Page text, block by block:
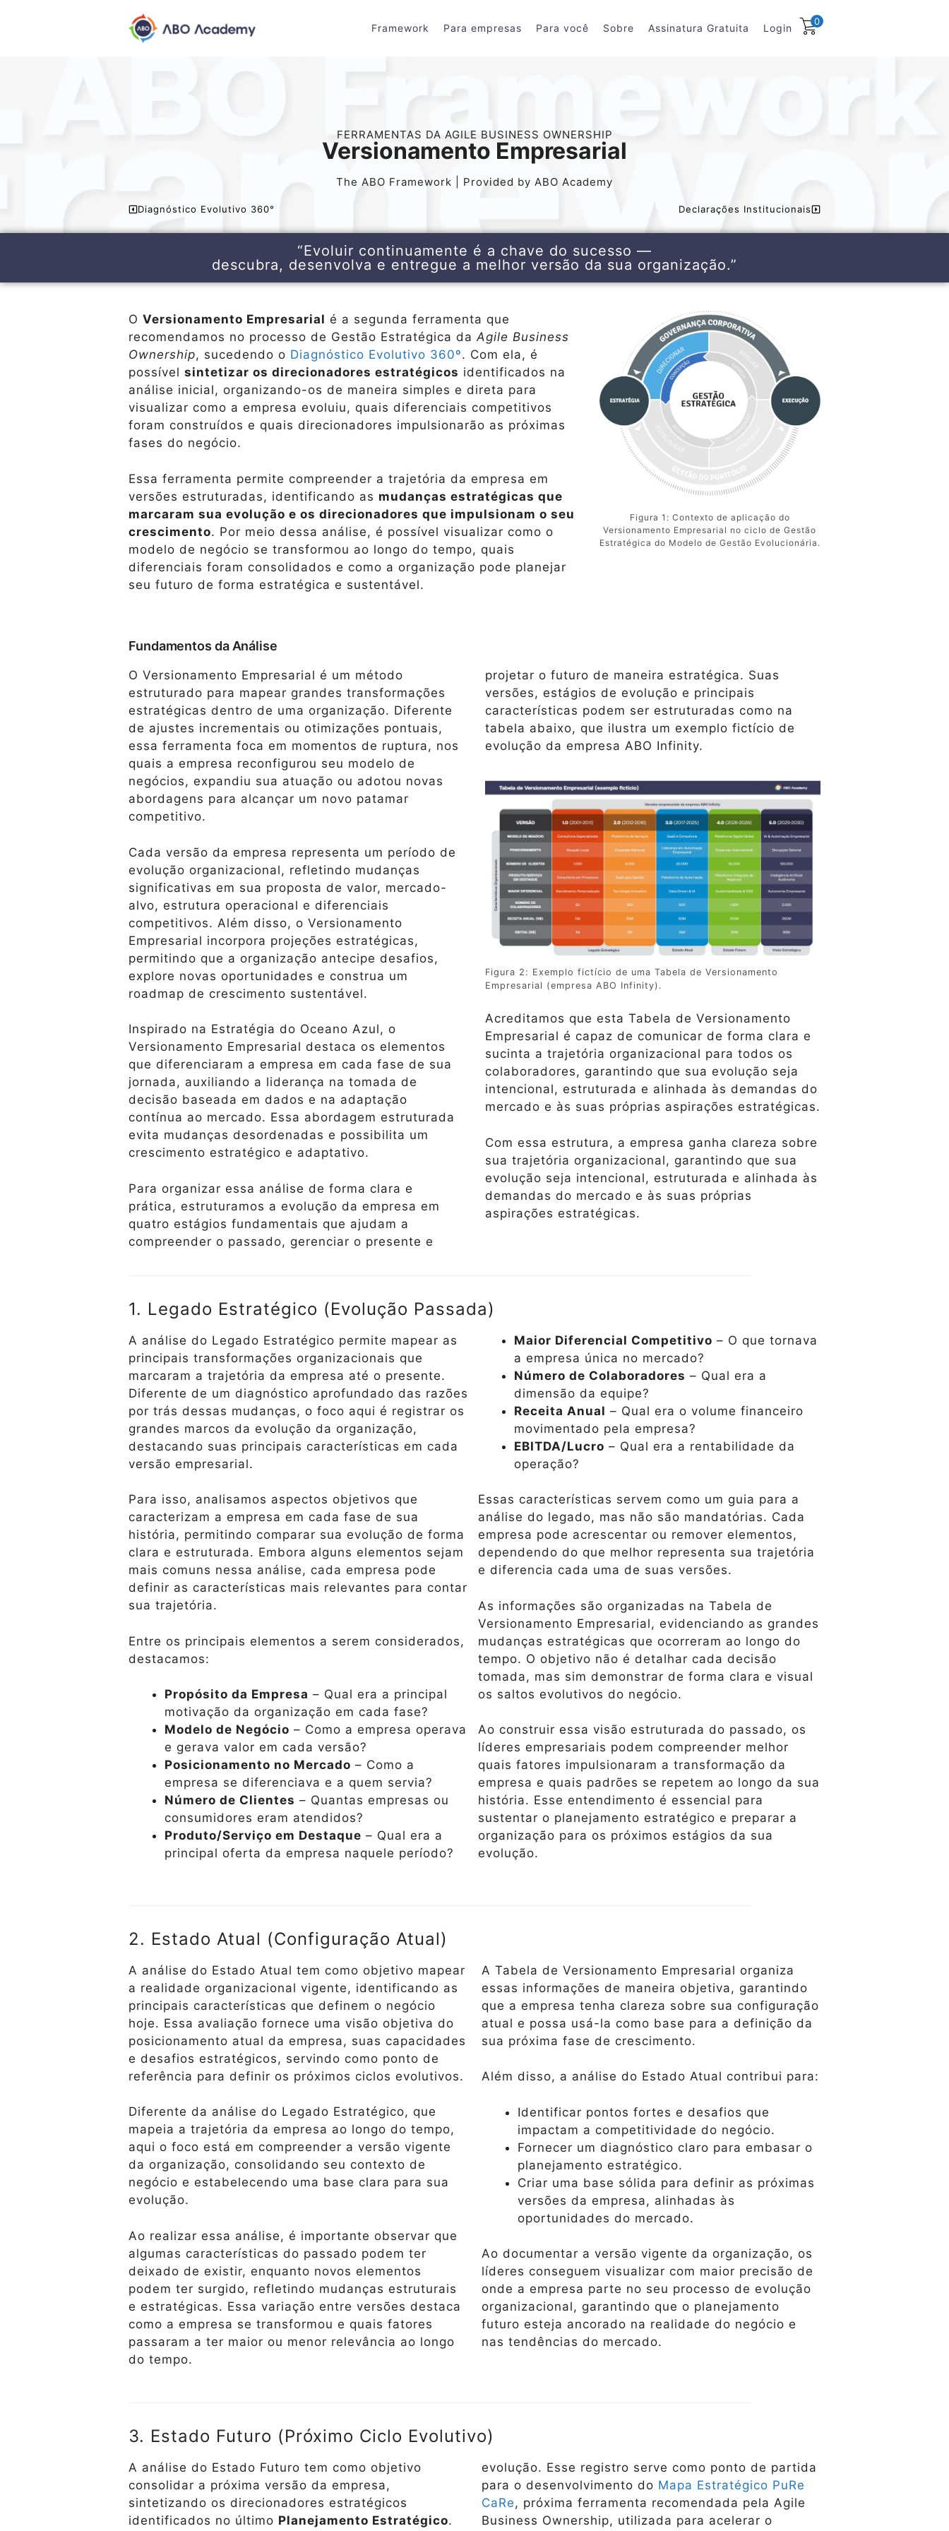
Framework Para empresas Para você Sobre Assinatura Gratuita Login
0
FERRAMENTAS DA AGILE BUSINESS OWNERSHIP
Versionamento Empresarial
The ABO Framework | Provided by ABO Academy
Diagnóstico Evolutivo 360° Declarações Institucionais
“Evoluir continuamente é a chave do sucesso —
descubra, desenvolva e entregue a melhor versão da sua organização.”
O Versionamento Empresarial é a segunda ferramenta que
recomendamos no processo de Gestão Estratégica daAgile Business
Ownership, sucedendo o Diagnóstico Evolutivo 360º. Com ela, é
possível sintetizar os direcionadores estratégicos identificados na
análise inicial, organizando-os de maneira simples e direta para
visualizar como a empresa evoluiu, quais diferenciais competitivos
foram construídos e quais direcionadores impulsionarão as próximas
fases do negócio.
Essa ferramenta permite compreender a trajetória da empresa em
versões estruturadas, identificando as mudanças estratégicas que
marcaram sua evolução e os direcionadores que impulsionam o seu
crescimento. Por meio dessa análise, é possível visualizar como o
modelo de negócio se transformou ao longo do tempo, quais
diferenciais foram consolidados e como a organização pode planejar
seu futuro de forma estratégica e sustentável.
Figura 1: Contexto de aplicação do
Versionamento Empresarial no ciclo de Gestão
Estratégica do Modelo de Gestão Evolucionária.
Fundamentos da Análise
O Versionamento Empresarial é um método
estruturado para mapear grandes transformações
estratégicas dentro de uma organização. Diferente
de ajustes incrementais ou otimizações pontuais,
essa ferramenta foca em momentos de ruptura, nos
quais a empresa reconfigurou seu modelo de
negócios, expandiu sua atuação ou adotou novas
abordagens para alcançar um novo patamar
competitivo.
Cada versão da empresa representa um período de
evolução organizacional, refletindo mudanças
significativas em sua proposta de valor, mercado-
alvo, estrutura operacional e diferenciais
competitivos. Além disso, o Versionamento
Empresarial incorpora projeções estratégicas,
permitindo que a organização antecipe desafios,
explore novas oportunidades e construa um
roadmap de crescimento sustentável.
Inspirado na Estratégia do Oceano Azul, o
Versionamento Empresarial destaca os elementos
que diferenciaram a empresa em cada fase de sua
jornada, auxiliando a liderança na tomada de
decisão baseada em dados e na adaptação
contínua ao mercado. Essa abordagem estruturada
evita mudanças desordenadas e possibilita um
crescimento estratégico e adaptativo.
Para organizar essa análise de forma clara e
prática, estruturamos a evolução da empresa em
quatro estágios fundamentais que ajudam a
compreender o passado, gerenciar o presente e
projetar o futuro de maneira estratégica. Suas
versões, estágios de evolução e principais
características podem ser estruturadas como na
tabela abaixo, que ilustra um exemplo fictício de
evolução da empresa ABO Infinity.
Figura 2: Exemplo fictício de uma Tabela de Versionamento
Empresarial (empresa ABO Infinity).
Acreditamos que esta Tabela de Versionamento
Empresarial é capaz de comunicar de forma clara e
sucinta a trajetória organizacional para todos os
colaboradores, garantindo que sua evolução seja
intencional, estruturada e alinhada às demandas do
mercado e às suas próprias aspirações estratégicas.
Com essa estrutura, a empresa ganha clareza sobre
sua trajetória organizacional, garantindo que sua
evolução seja intencional, estruturada e alinhada às
demandas do mercado e às suas próprias
aspirações estratégicas.
1. Legado Estratégico (Evolução Passada)
A análise do Legado Estratégico permite mapear as
principais transformações organizacionais que
marcaram a trajetória da empresa até o presente.
Diferente de um diagnóstico aprofundado das razões
por trás dessas mudanças, o foco aqui é registrar os
grandes marcos da evolução da organização,
destacando suas principais características em cada
versão empresarial.
Para isso, analisamos aspectos objetivos que
caracterizam a empresa em cada fase de sua
história, permitindo comparar sua evolução de forma
clara e estruturada. Embora alguns elementos sejam
mais comuns nessa análise, cada empresa pode
definir as características mais relevantes para contar
sua trajetória.
Entre os principais elementos a serem considerados,
destacamos:
Propósito da Empresa – Qual era a principal
motivação da organização em cada fase?
Modelo de Negócio – Como a empresa operava
e gerava valor em cada versão?
Posicionamento no Mercado – Como a
empresa se diferenciava e a quem servia?
Número de Clientes – Quantas empresas ou
consumidores eram atendidos?
Produto/Serviço em Destaque – Qual era a
principal oferta da empresa naquele período?
Maior Diferencial Competitivo – O que tornava
a empresa única no mercado?
Número de Colaboradores – Qual era a
dimensão da equipe?
Receita Anual – Qual era o volume financeiro
movimentado pela empresa?
EBITDA/Lucro – Qual era a rentabilidade da
operação?
Essas características servem como um guia para a
análise do legado, mas não são mandatórias. Cada
empresa pode acrescentar ou remover elementos,
dependendo do que melhor representa sua trajetória
e diferencia cada uma de suas versões.
As informações são organizadas na Tabela de
Versionamento Empresarial, evidenciando as grandes
mudanças estratégicas que ocorreram ao longo do
tempo. O objetivo não é detalhar cada decisão
tomada, mas sim demonstrar de forma clara e visual
os saltos evolutivos do negócio.
Ao construir essa visão estruturada do passado, os
líderes empresariais podem compreender melhor
quais fatores impulsionaram a transformação da
empresa e quais padrões se repetem ao longo da sua
história. Esse entendimento é essencial para
sustentar o planejamento estratégico e preparar a
organização para os próximos estágios da sua
evolução.
2. Estado Atual (Configuração Atual)
A análise do Estado Atual tem como objetivo mapear
a realidade organizacional vigente, identificando as
principais características que definem o negócio
hoje. Essa avaliação fornece uma visão objetiva do
posicionamento atual da empresa, suas capacidades
e desafios estratégicos, servindo como ponto de
referência para definir os próximos ciclos evolutivos.
Diferente da análise do Legado Estratégico, que
mapeia a trajetória da empresa ao longo do tempo,
aqui o foco está em compreender a versão vigente
da organização, consolidando seu contexto de
negócio e estabelecendo uma base clara para sua
evolução.
Ao realizar essa análise, é importante observar que
algumas características do passado podem ter
deixado de existir, enquanto novos elementos
podem ter surgido, refletindo mudanças estruturais
e estratégicas. Essa variação entre versões destaca
como a empresa se transformou e quais fatores
passaram a ter maior ou menor relevância ao longo
do tempo.
A Tabela de Versionamento Empresarial organiza
essas informações de maneira objetiva, garantindo
que a empresa tenha clareza sobre sua configuração
atual e possa usá-la como base para a definição da
sua próxima fase de crescimento.
Além disso, a análise do Estado Atual contribui para:
Identificar pontos fortes e desafios que
impactam a competitividade do negócio.
Fornecer um diagnóstico claro para embasar o
planejamento estratégico.
Criar uma base sólida para definir as próximas
versões da empresa, alinhadas às
oportunidades do mercado.
Ao documentar a versão vigente da organização, os
líderes conseguem visualizar com maior precisão de
onde a empresa parte no seu processo de evolução
organizacional, garantindo que o planejamento
futuro esteja ancorado na realidade do negócio e
nas tendências do mercado.
3. Estado Futuro (Próximo Ciclo Evolutivo)
A análise do Estado Futuro tem como objetivo
consolidar a próxima versão da empresa,
sintetizando os direcionadores estratégicos
identificados no último Planejamento Estratégico.
evolução. Esse registro serve como ponto de partida
para o desenvolvimento do Mapa Estratégico PuRe
CaRe, próxima ferramenta recomendada pela Agile
Business Ownership, utilizada para acelerar o